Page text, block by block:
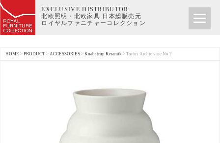
EXCLUSIVE DISTRIBUTOR
北欧照明・北欧家具 日本総販売元
ロイヤルファニチャーコレクション
HOME > PRODUCT > ACCESSORIES > Knabstrup Keramik > Tortus Archie vase No 2